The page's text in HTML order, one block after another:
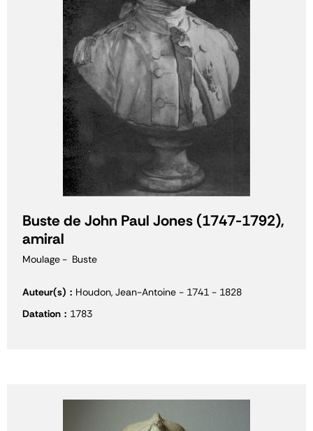
Buste de John Paul Jones (1747-1792),
amiral
Moulage Buste
Auteur(s)
Houdon, Jean-Antoine - 1741 - 1828
Datation
1783